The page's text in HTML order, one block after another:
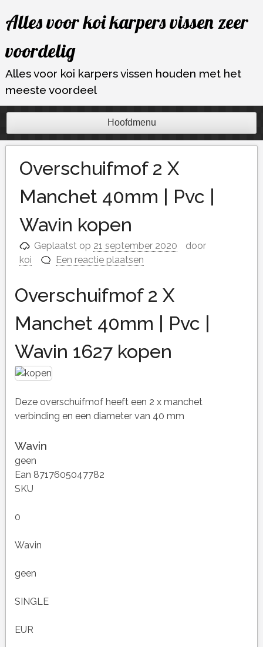
naar
inhoud
Alles voor koi karpers vissen zeer
voordelig
Alles voor koi karpers vissen houden met het
meeste voordeel
Hoofdmenu
Overschuifmof 2 X
Manchet 40mm | Pvc |
Wavin kopen
Geplaatst op 21 september 2020
door
koi
Een reactie plaatsen
Overschuifmof 2 X
Manchet 40mm | Pvc |
Wavin 1627 kopen
Deze overschuifmof heeft een 2 x manchet
verbinding en een diameter van 40 mm
Wavin
geen
Ean 8717605047782
SKU
0
Wavin
geen
SINGLE
EUR